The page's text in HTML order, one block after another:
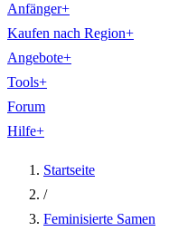
Anfänger+
Kaufen nach Region+
Angebote+
Tools+
Forum
Hilfe+
Startseite
/
Feminisierte Samen